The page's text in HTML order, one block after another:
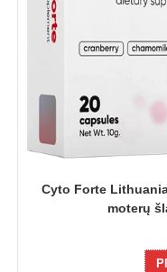
Cyto Forte
moterų